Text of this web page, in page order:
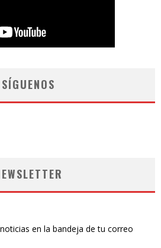
SÍGUENOS
en la bandeja de tu correo